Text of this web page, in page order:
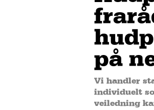
på
Vi handler
individuelt
veiledning